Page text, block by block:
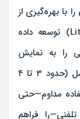
را با بهره‌گیری از
قوی‌ترین باتری‌های لیتیوم-یون (Lithium-ion) توسعه داده
را به نمایش
می‌گذارند؛ به‌طوری که تنها با یک بار شارژ کامل (حدود ۳ تا ۴
۲۴ تا ۳۶ ساعت استفاده مداوم—حتی
فراهم